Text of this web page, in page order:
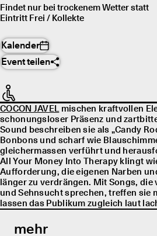
Findet nur bei trockenem Wetter statt
Eintritt Frei / Kollekte
Kalender
Event teilen
COCON JAVELmischen kraftvollen
schonungsloser Präsenz und
Sound beschreiben sie als „Candy
Bonbons und scharf wie
gleichermassen verführt und
All Your Money Into Therapy klingt
Aufforderung, die eigenen Narben
länger zu verdrängen. Mit Songs,
und Sehnsucht sprechen, treffen sie
lassen das Publikum zugleich laut
mehr